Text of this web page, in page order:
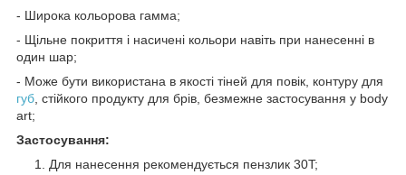
- Широка кольорова гамма;
- Щільне покриття і насичені кольори навіть при нанесенні в
один шар;
- Може бути використана в якості тіней для повік, контуру для
губ , стійкого продукту для брів, безмежне застосування у body
art;
Застосування:
Для нанесення рекомендується пензлик 30T;